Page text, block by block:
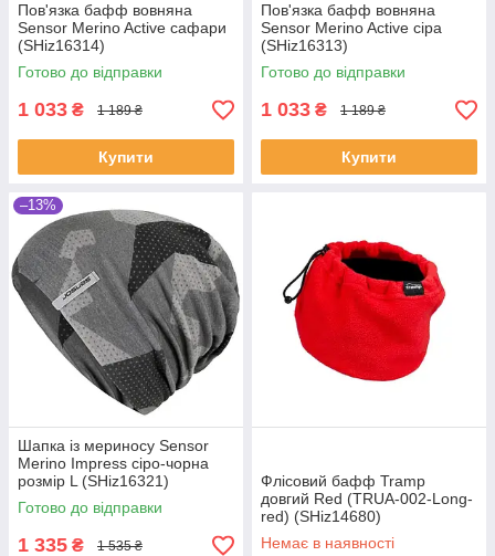
Пов'язка бафф вовняна
Sensor Merino Active сафари
(SHiz16314)
Готово до відправки
1 033 ₴ 1 189 ₴
Купити
Пов'язка бафф вовняна
Sensor Merino Active сіра
(SHiz16313)
Готово до відправки
1 033 ₴ 1 189 ₴
Купити
–13%
Шапка із мериносу Sensor
Merino Impress сіро-чорна
розмір L (SHiz16321)
Готово до відправки
1 335 ₴ 1 535 ₴
Флісовий бафф Tramp
довгий Red (TRUA-002-Long-
red) (SHiz14680)
Немає в наявності